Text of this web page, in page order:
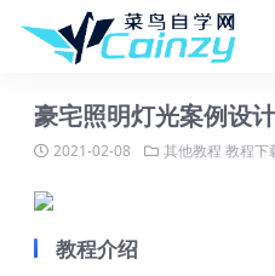
豪宅照明灯光案例设
2021-02-08 其他教程 教程下
教程介绍